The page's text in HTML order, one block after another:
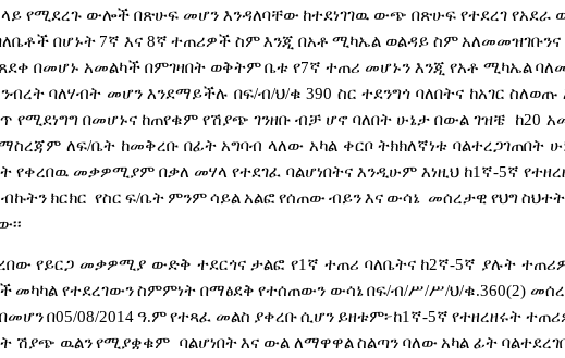
ላይ የሚደረጉ ውሎች በጽሁፍ መሆን እንዳለባቸው ከተደነገገዉ ውጭ በጽሁፍ የተደረገ የአደራ
በሆኑት 7ኛ እና 8ኛ ተጠሪዎች ስም እንጂ በአቶ ሚካኤል ወልዳይ ስም አለመመዝገቡንና
በመሆኑ አመልካች በምገዛበት ወቅትም ቤቱ የ7ኛ ተጠሪ መሆኑን እንጂ የአቶ ሚካኤል
ንብረት ባለሃብት መሆን እንደማይችሉ በፍ/ብ/ህ/ቁ 390 ስር ተደንግጎ ባለበትና ከአገር ስለወጡ
የሚደነግግ በመሆኑና ከጠየቁም የሽያጭ ገንዘቡ ብቻ ሆኖ ባለበት ሁኔታ በውል ገዝቼ ከ20
ለፍ/ቤት ከመቅረቡ በፊት አግባብ ላለው አካል ቀርቦ ትክክለኛነቱ ባልተረጋገጠበት
የቀረበዉ መቃዎሚያም በቃለ መሃላ የተደገፈ ባልሆነበትና እንዲሁም እነዚህ ከ1 ኛ-5ኛ
ክርክር የስር ፍ/ቤት ምንምሳይልአልፎ የሰጠው ብይንእና ውሳኔ መሰረታዊ የህግ ስህተት
የይርጋ መቃዎሚያ ውድቅ ተደርጎና ታልፎ የ1 ኛ ተጠሪ ባለቤትና ከ2ኛ-5ኛ ያሉት
መካካል የተደረገውን ስምምነት በማፅደቅ የተሰጠውን ውሳኔ በፍ/ብ/ሥ/ሥ/ህ/ቁ.360(2)
በመሆን በ05/08/2014 ዓ.ም የተጻፈ መልስ ያቀረቡ ሲሆን ይዘቱም፦ከ1 ኛ-5ኛ የተዘረዘሩት
ሽያጭ ዉልን የሚያቋቁም ባልሆነበት እና ውል ለማዋዋል ስልጣን ባለው አካል ፊት